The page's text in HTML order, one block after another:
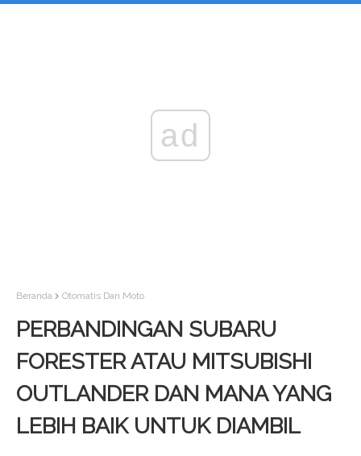
ad
Beranda Otomatis Dan Moto
PERBANDINGAN SUBARU
FORESTER ATAU MITSUBISHI
OUTLANDER DAN MANA YANG
LEBIH BAIK UNTUK DIAMBIL